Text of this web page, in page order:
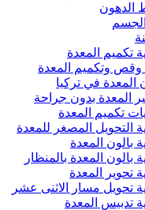
الدهون
تكميم المعدة
وتكميم المعدة
المعدة في تركيا
المعدة بدون جراحة
تكميم المعدة
التحويل المصغر للمعدة
بالون المعدة
بالون المعدة بالمنظار
تحوير المعدة
تحويل مسار الاثنى عشر
تدبيس المعدة